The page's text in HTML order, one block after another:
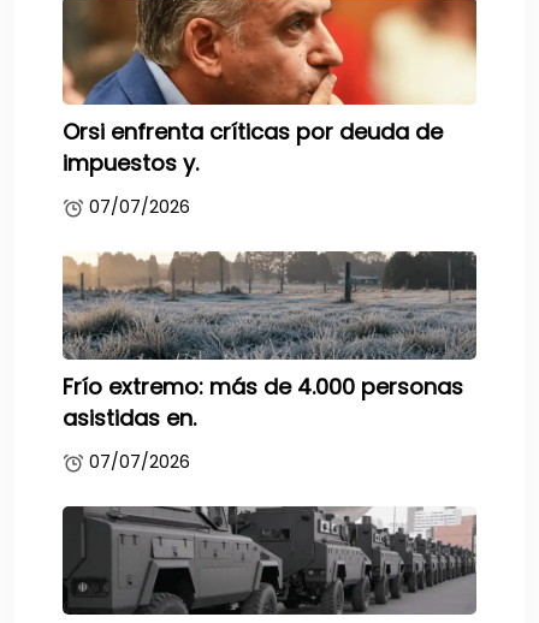
Orsi enfrenta críticas por deuda de
impuestos y.
07/07/2026
Frío extremo: más de 4.000 personas
asistidas en.
07/07/2026